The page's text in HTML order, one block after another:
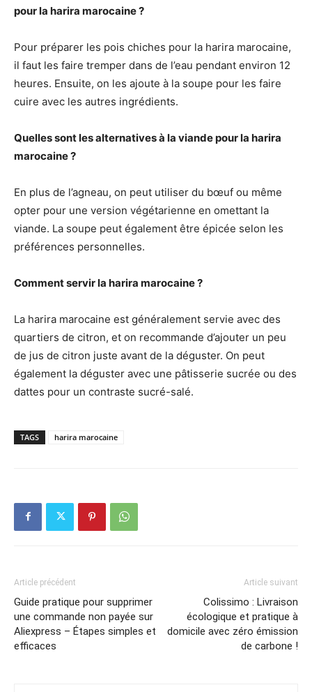
pour la harira marocaine ?
Pour préparer les pois chiches pour la harira marocaine,
il faut les faire tremper dans de l’eau pendant environ 12
heures. Ensuite, on les ajoute à la soupe pour les faire
cuire avec les autres ingrédients.
Quelles sont les alternatives à la viande pour la harira
marocaine ?
En plus de l’agneau, on peut utiliser du bœuf ou même
opter pour une version végétarienne en omettant la
viande. La soupe peut également être épicée selon les
préférences personnelles.
Comment servir la harira marocaine ?
La harira marocaine est généralement servie avec des
quartiers de citron, et on recommande d’ajouter un peu
de jus de citron juste avant de la déguster. On peut
également la déguster avec une pâtisserie sucrée ou des
dattes pour un contraste sucré-salé.
TAGS harira marocaine
Article précédent
Guide pratique pour supprimer
une commande non payée sur
Aliexpress – Étapes simples et
efficaces
Article suivant
Colissimo : Livraison
écologique et pratique à
domicile avec zéro émission
de carbone !